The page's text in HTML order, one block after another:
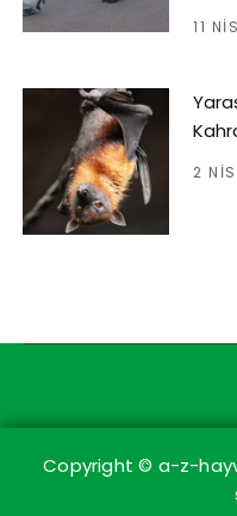
11
2
Copyright © a-z-